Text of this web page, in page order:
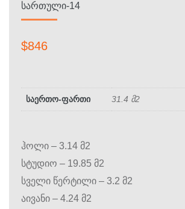
ᲡᲐᲠᲗᲣᲚᲘ-14
$846
საერთო-ფართი 31.4 მ2
ჰოლი – 3.14 მ2
სტუდიო – 19.85 მ2
სველი წერტილი – 3.2 მ2
აივანი – 4.24 მ2